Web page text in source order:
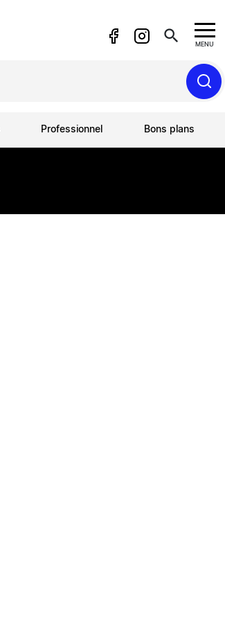
search MENU
Professionnel Bons plans